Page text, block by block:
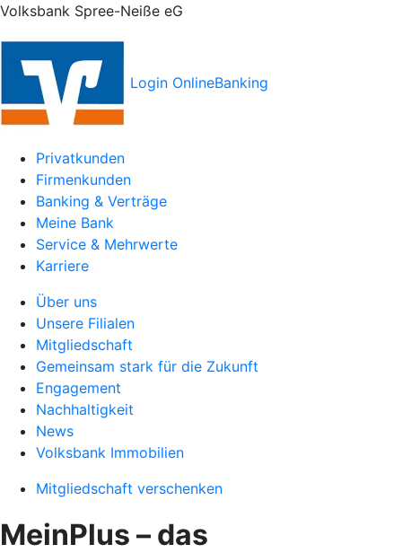
Volksbank Spree-Neiße eG
Login OnlineBanking
Privatkunden
Firmenkunden
Banking & Verträge
Meine Bank
Service & Mehrwerte
Karriere
Über uns
Unsere Filialen
Mitgliedschaft
Gemeinsam stark für die Zukunft
Engagement
Nachhaltigkeit
News
Volksbank Immobilien
Mitgliedschaft verschenken
MeinPlus – das